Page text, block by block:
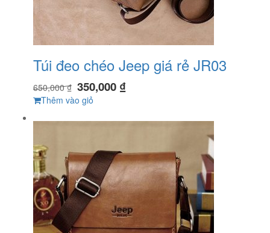
Túi đeo chéo Jeep giá rẻ JR03
650,000₫ 350,000 ₫
Thêm vào giỏ